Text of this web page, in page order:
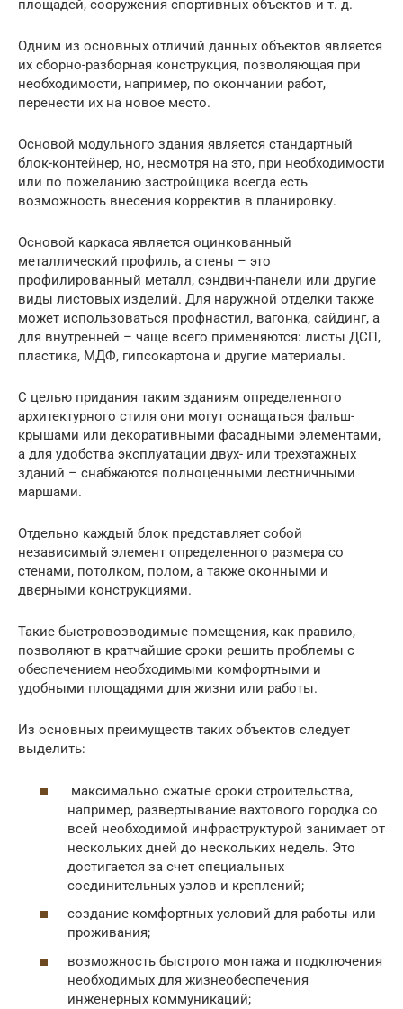
площадей, сооружения спортивных объектов и т. д.
Одним из основных отличий данных объектов является
их сборно-разборная конструкция, позволяющая при
необходимости, например, по окончании работ,
перенести их на новое место.
Основой модульного здания является стандартный
блок-контейнер, но, несмотря на это, при необходимости
или по пожеланию застройщика всегда есть
возможность внесения корректив в планировку.
Основой каркаса является оцинкованный
металлический профиль, а стены – это
профилированный металл, сэндвич-панели или другие
виды листовых изделий. Для наружной отделки также
может использоваться профнастил, вагонка, сайдинг, а
для внутренней – чаще всего применяются: листы ДСП,
пластика, МДФ, гипсокартона и другие материалы.
С целью придания таким зданиям определенного
архитектурного стиля они могут оснащаться фальш-
крышами или декоративными фасадными элементами,
а для удобства эксплуатации двух- или трехэтажных
зданий – снабжаются полноценными лестничными
маршами.
Отдельно каждый блок представляет собой
независимый элемент определенного размера со
стенами, потолком, полом, а также оконными и
дверными конструкциями.
Такие быстровозводимые помещения, как правило,
позволяют в кратчайшие сроки решить проблемы с
обеспечением необходимыми комфортными и
удобными площадями для жизни или работы.
Из основных преимуществ таких объектов следует
выделить:
максимально сжатые сроки строительства,
например, развертывание вахтового городка со
всей необходимой инфраструктурой занимает от
нескольких дней до нескольких недель. Это
достигается за счет специальных
соединительных узлов и креплений;
создание комфортных условий для работы или
проживания;
возможность быстрого монтажа и подключения
необходимых для жизнеобеспечения
инженерных коммуникаций;